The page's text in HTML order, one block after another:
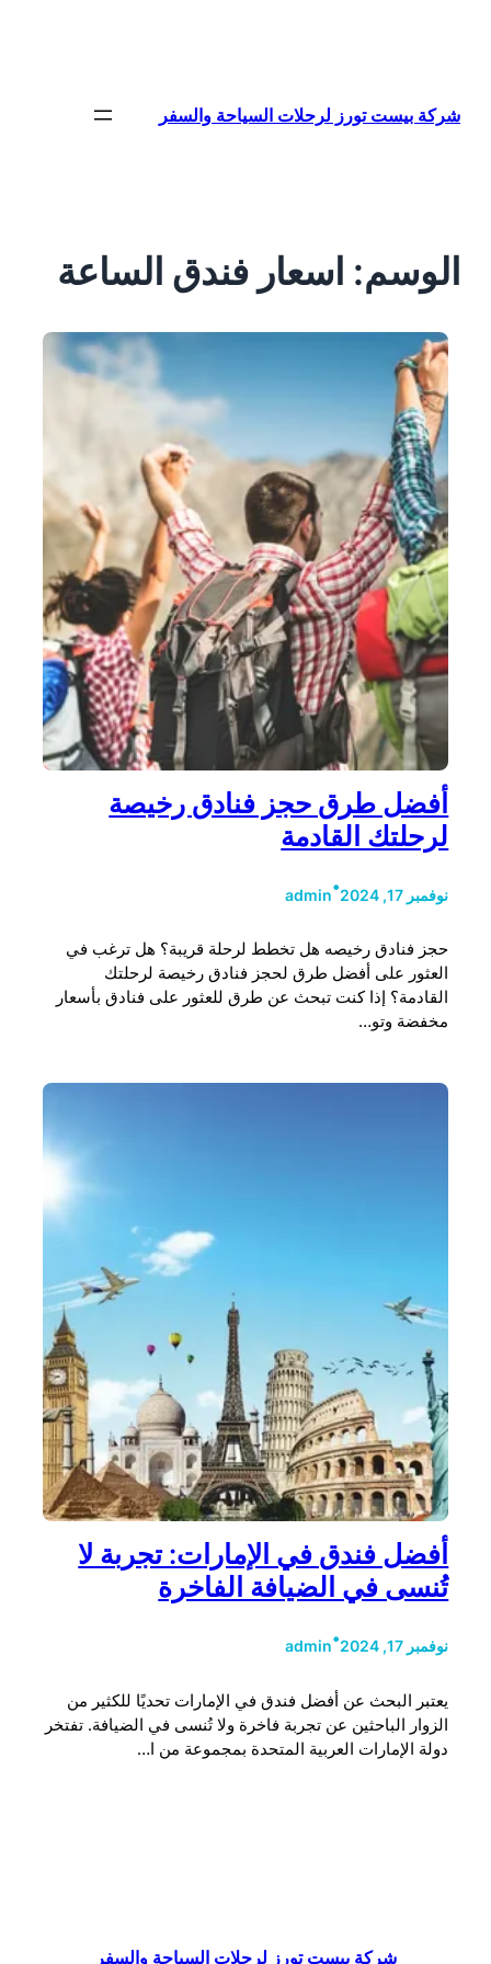
شركة بيست تورز لرحلات السياحة والسفر
الوسم: اسعار فندق الساعة
أفضل طرق حجز فنادق رخيصة
لرحلتك القادمة
نوفمبر 17, 2024 •
admin
حجز فنادق رخيصه هل تخطط لرحلة قريبة؟ هل ترغب في
العثور على أفضل طرق لحجز فنادق رخيصة لرحلتك
القادمة؟ إذا كنت تبحث عن طرق للعثور على فنادق بأسعار
مخفضة وتو…
أفضل فندق في الإمارات: تجربة لا
تُنسى في الضيافة الفاخرة
نوفمبر 17, 2024 •
admin
يعتبر البحث عن أفضل فندق في الإمارات تحديًا للكثير من
الزوار الباحثين عن تجربة فاخرة ولا تُنسى في الضيافة. تفتخر
دولة الإمارات العربية المتحدة بمجموعة من ا…
شركة بيست تورز لرحلات السياحة والسفر